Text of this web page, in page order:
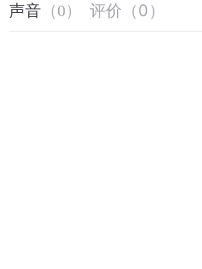
声音 （0） 评价 （0 ）